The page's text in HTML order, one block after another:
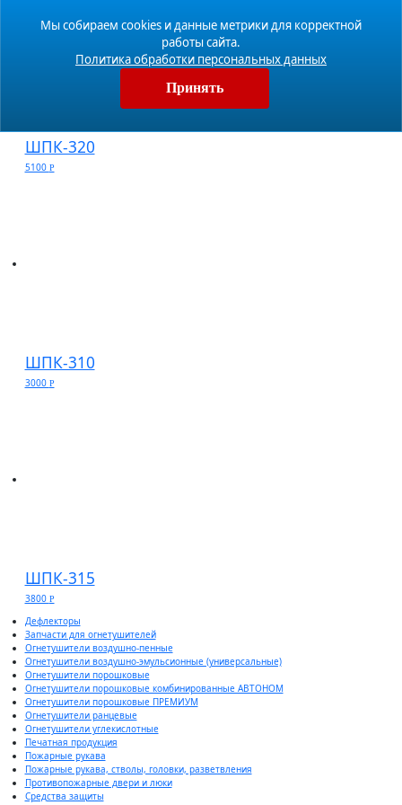
ШПК-320
5100 Р
ШПК-310
3000 Р
ШПК-315
3800 Р
Дефлекторы
Запчасти для огнетушителей
Огнетушители воздушно-пенные
Огнетушители воздушно-эмульсионные (универсальные)
Огнетушители порошковые
Огнетушители порошковые комбинированные АВТОНОМ
Огнетушители порошковые ПРЕМИУМ
Огнетушители ранцевые
Огнетушители углекислотные
Печатная продукция
Пожарные рукава
Пожарные рукава, стволы, головки, разветвления
Противопожарные двери и люки
Средства защиты
Мы собираем cookies и данные метрики для корректной
работы сайта.
Политика обработки персональных данных
Принять